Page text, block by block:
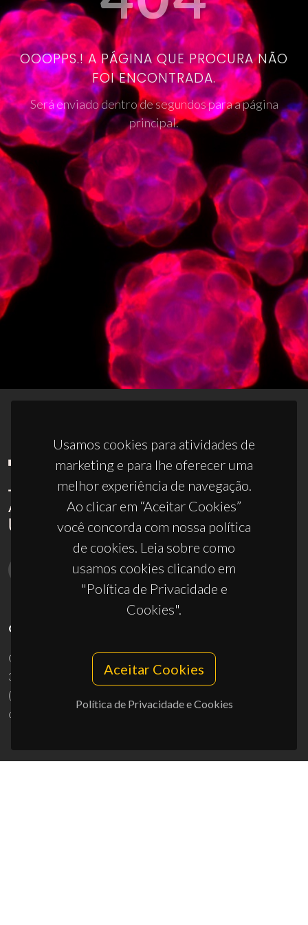
OOOPPS.! A PÁGINA QUE PROCURA NÃO
FOI ENCONTRADA.
Será enviado dentro de segundos para a página
principal.
Usamos cookies para atividades de
marketing e para lhe oferecer uma
melhor experiência de navegação.
Ao clicar em “Aceitar Cookies”
você concorda com nossa política
de cookies. Leia sobre como
usamos cookies clicando em
"Política de Privacidade e
Cookies".
Aceitar Cookies
Política de Privacidade e Cookies
CONTACTOS
Campus Universitário de Santiago
3810-193 Aveiro - Portugal
(+351) 234 370 200
ciceco@ua.pt